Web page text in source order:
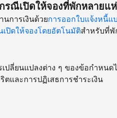
รณีเปิดให้จองที่พักหลายแ
นการเงินด้วยการออกใบแจ้งหนี้แ
เปิดให้จองโดยอัตโนมัติสำหรับที่พั
ปลี่ยนแปลงต่าง ๆ ของข้อกำหนด
ตและการปฏิเสธการชำระเงิน